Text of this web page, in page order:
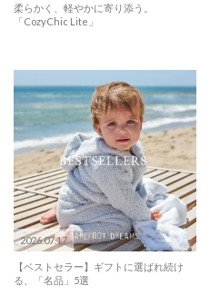
柔らかく、軽やかに寄り添う。
「CozyChic Lite」
2026.07.17
【ベストセラー】ギフトに選ばれ続け
る、「名品」5選